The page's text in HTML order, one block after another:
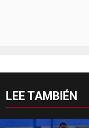
LEE TAMBIÉN